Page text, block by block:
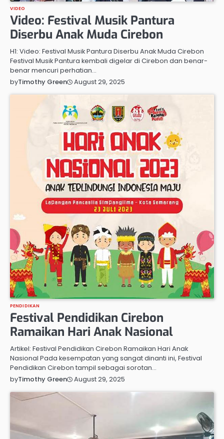
VIDEO
Video: Festival Musik Pantura
Diserbu Anak Muda Cirebon
H1: Video: Festival Musik Pantura Diserbu Anak Muda Cirebon
Festival Musik Pantura kembali digelar di Cirebon dan benar-
benar mencuri perhatian…
byTimothy Green August 29, 2025
PENDIDIKAN
Festival Pendidikan Cirebon
Ramaikan Hari Anak Nasional
Artikel: Festival Pendidikan Cirebon Ramaikan Hari Anak
Nasional Pada kesempatan yang sangat dinanti ini, Festival
Pendidikan Cirebon tampil sebagai sorotan…
byTimothy Green August 29, 2025